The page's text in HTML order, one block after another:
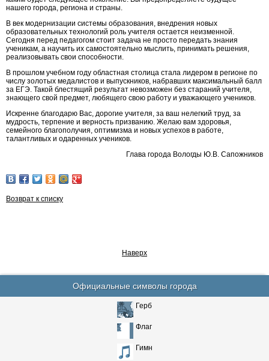
нашего города, региона и страны.
В век модернизации системы образования, внедрения новых
образовательных технологий роль учителя остается неизменной.
Сегодня перед педагогом стоит задача не просто передать знания
ученикам, а научить их самостоятельно мыслить, принимать решения,
реализовывать свои способности.
В прошлом учебном году областная столица стала лидером в регионе по
числу золотых медалистов и выпускников, набравших максимальный балл
за ЕГЭ. Такой блестящий результат невозможен без стараний учителя,
знающего свой предмет, любящего свою работу и уважающего учеников.
Искренне благодарю Вас, дорогие учителя, за ваш нелегкий труд, за
мудрость, терпение и верность призванию. Желаю вам здоровья,
семейного благополучия, оптимизма и новых успехов в работе,
талантливых и одаренных учеников.
Глава города Вологды Ю.В. Сапожников
Возврат к списку
Наверх
Официальные символы города
Герб
Флаг
Гимн